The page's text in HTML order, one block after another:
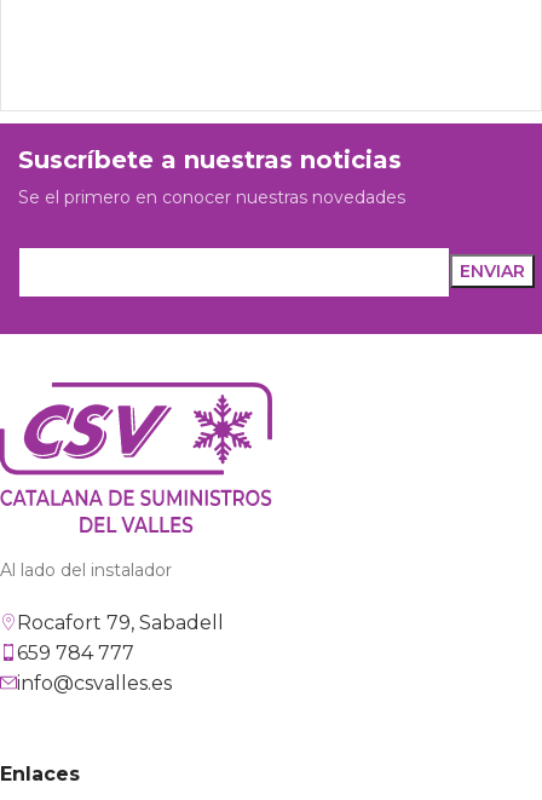
Suscríbete a nuestras noticias
Se el primero en conocer nuestras novedades
Al lado del instalador
Rocafort 79, Sabadell
659 784 777
info@csvalles.es
Enlaces